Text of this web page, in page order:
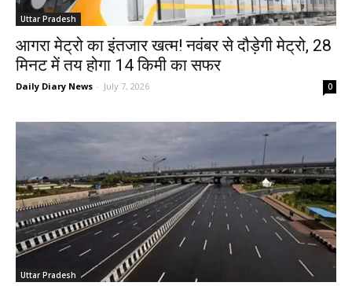
Uttar Pradesh
आगरा मेट्रो का इंतजार खत्म! नवंबर से दौड़ेगी मेट्रो, 28
मिनट में तय होगा 14 किमी का सफर
Daily Diary News - July 7, 2026 0
Uttar Pradesh